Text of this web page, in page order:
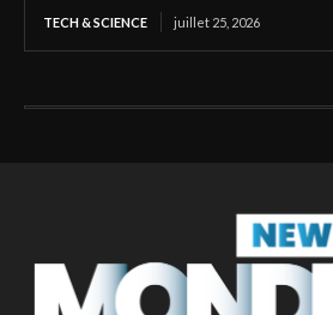
TECH & SCIENCE juillet 25, 2026